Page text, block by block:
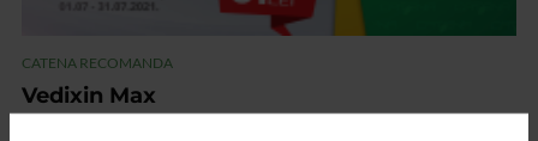
CATENA RECOMANDA
Vedixin Max